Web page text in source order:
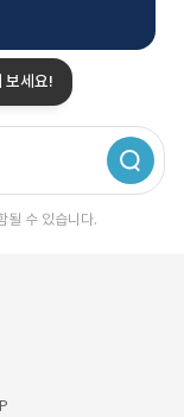
보세요!
될 수 있습니다.